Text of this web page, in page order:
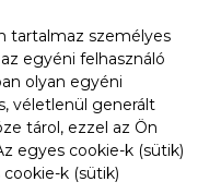
tartalmaz személyes
egyéni felhasználó
olyan egyéni
véletlenül generált
tárol, ezzel az Ön
egyes cookie-k (sütik)
k (sütik)